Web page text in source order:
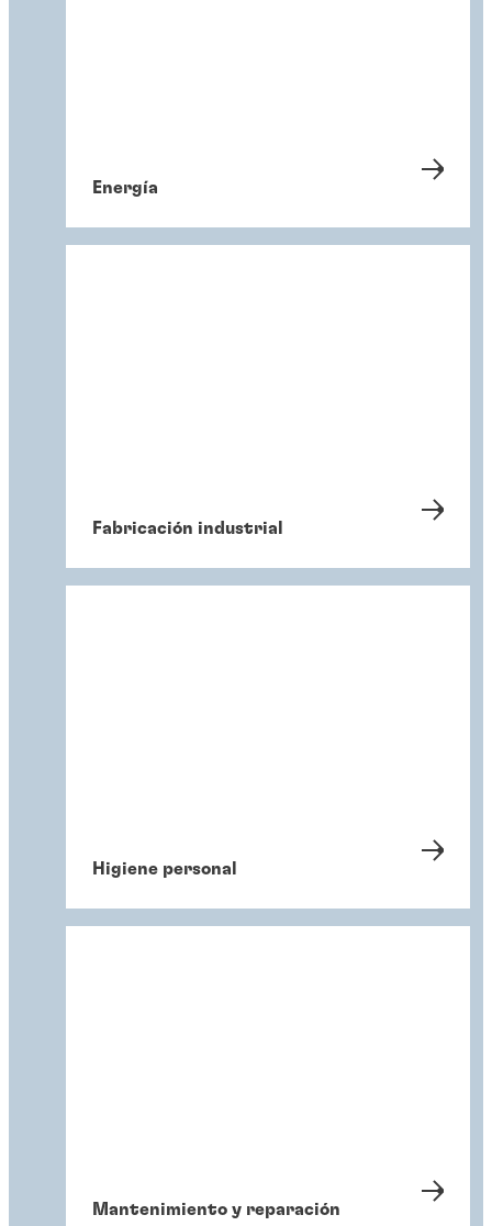
Energía
Fabricación industrial
Higiene personal
Mantenimiento y reparación